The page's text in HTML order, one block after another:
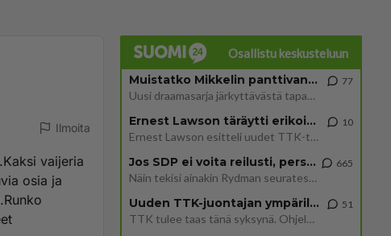
Ilmoita
vaijeria
osia ja
Osallistu keskusteluun
Muistatko Mikkelin panttivankidraaman?
Uusi draamasarja järkyttävästä tapauksesta on tulossa. Tositapahtumiin perustuva sarja ammentaa vuoden 1986 Mikkelin pan
77
Ernest Lawson täräytti erikoisen heiton TTK-lehdistötilaisuudessa: " Onko tässä tarkoituksena...?"
Ernest Lawson esitteli uudet TTK-tähtioppilaat ja opettajat torstaina 6.8. lehdistölle. Tulevalla kaudella on yksi hausk
10
Jos SDP ei voita reilusti, persut kumoavat demokratian Suomesta
Näin tekisi ainakin Rydman seuratessaan idolinsa Trumpin mallia https://www.is.fi/politiikka/art-2000012187244.html
665
Uuden TTK-juontajan ympärillä epätietoisuus sakenee - Nyt MTV hämmentää soppaa
TTK tulee taas tänä syksynä. Ohjelman uudet tähtioppilaat julkistetaan torstaina 6. elokuuta klo 14 alkavassa lehdistö
51